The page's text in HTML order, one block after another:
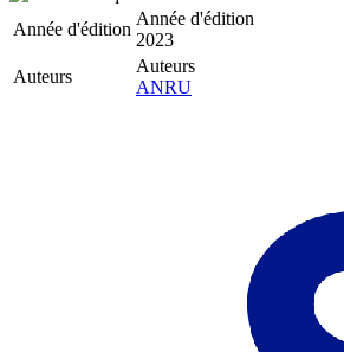
Année d'édition
Année d'édition
2023
Auteurs
Auteurs
ANRU